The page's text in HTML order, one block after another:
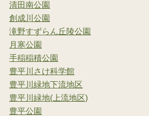
清田南公園
創成川公園
滝野すずらん丘陵公園
月寒公園
手稲稲積公園
豊平川さけ科学館
豊平川緑地下流地区
豊平川緑地(上流地区)
豊平公園